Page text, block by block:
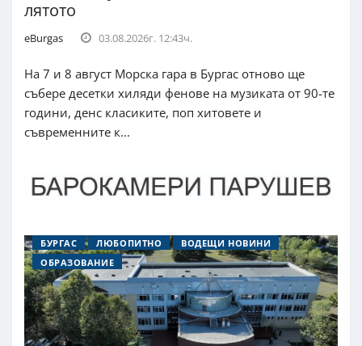
лятото
eBurgas 03.08.2026г. 12:43ч.
На 7 и 8 август Морска гара в Бургас отново ще
събере десетки хиляди фенове на музиката от 90-те
години, денс класиките, поп хитовете и
съвременните к...
БУРГАС ЛЮБОПИТНО
ВОДЕЩИ НОВИНИ
ОБРАЗОВАНИЕ